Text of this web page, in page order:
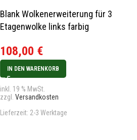
Blank Wolkenerweiterung für 3
Etagenwolke links farbig
108,00 €
IN DEN WARENKORB
inkl. 19 % MwSt.
zzgl. Versandkosten
Lieferzeit: 2-3 Werktage